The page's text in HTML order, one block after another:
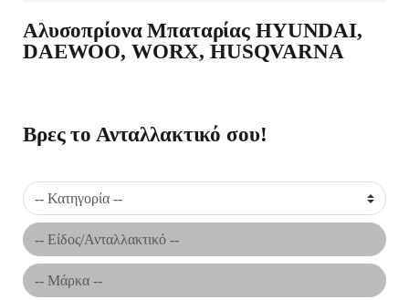
Αλυσοπρίονα Μπαταρίας HYUNDAI,
DAEWOO, WORX, HUSQVARNA
Βρες το Ανταλλακτικό σου!